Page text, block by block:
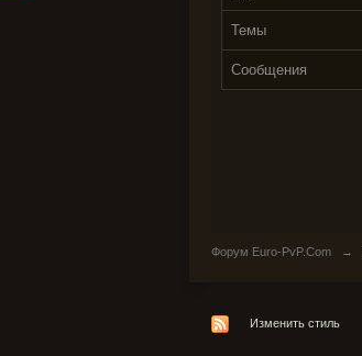
Темы
Сообщения
Форум Euro-PvP.Com →
Изменить стиль